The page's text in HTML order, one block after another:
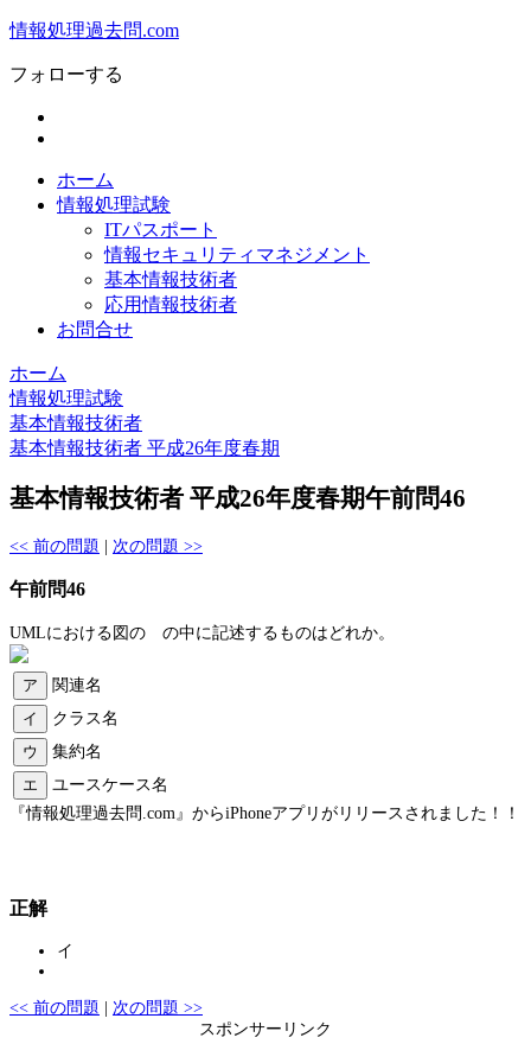
情報処理過去問.com
フォローする
ホーム
情報処理試験
ITパスポート
情報セキュリティマネジメント
基本情報技術者
応用情報技術者
お問合せ
ホーム
情報処理試験
基本情報技術者
基本情報技術者 平成26年度春期
基本情報技術者 平成26年度春期午前問46
<< 前の問題 次の問題 >>
午前問46
UMLにおける図の の中に記述するものはどれか。
ア
関連名
イ
クラス名
ウ
集約名
エ
ユースケース名
『情報処理過去問.com』からiPhoneアプリがリリースされました！！
正解
イ
<< 前の問題
次の問題 >>
スポンサーリンク